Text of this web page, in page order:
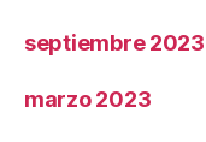
septiembre 2023
marzo 2023